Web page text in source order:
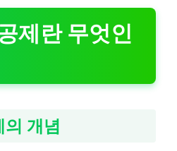
제란 무엇인
의 개념